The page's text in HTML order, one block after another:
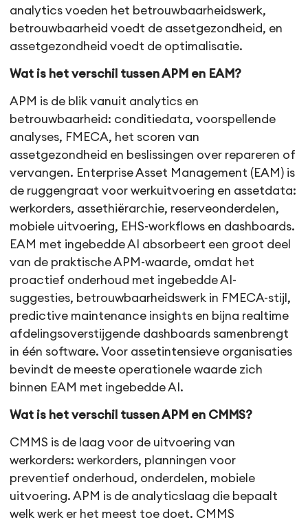
analytics voeden het betrouwbaarheidswerk,
betrouwbaarheid voedt de assetgezondheid, en
assetgezondheid voedt de optimalisatie.
Wat is het verschil tussen APM en EAM?
APM is de blik vanuit analytics en
betrouwbaarheid: conditiedata, voorspellende
analyses, FMECA, het scoren van
assetgezondheid en beslissingen over repareren of
vervangen. Enterprise Asset Management (EAM) is
de ruggengraat voor werkuitvoering en assetdata:
werkorders, assethiërarchie, reserveonderdelen,
mobiele uitvoering, EHS-workflows en dashboards.
EAM met ingebedde AI absorbeert een groot deel
van de praktische APM-waarde, omdat het
proactief onderhoud met ingebedde AI-
suggesties, betrouwbaarheidswerk in FMECA-stijl,
predictive maintenance insights en bijna realtime
afdelingsoverstijgende dashboards samenbrengt
in één software. Voor assetintensieve organisaties
bevindt de meeste operationele waarde zich
binnen EAM met ingebedde AI.
Wat is het verschil tussen APM en CMMS?
CMMS is de laag voor de uitvoering van
werkorders: werkorders, planningen voor
preventief onderhoud, onderdelen, mobiele
uitvoering. APM is de analyticslaag die bepaalt
welk werk er het meest toe doet. CMMS